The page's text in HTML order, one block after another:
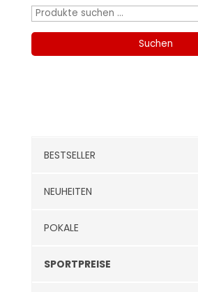
Suchen
Suchen
BESTSELLER
NEUHEITEN
POKALE
SPORTPREISE